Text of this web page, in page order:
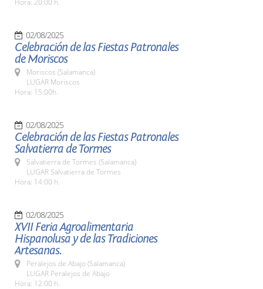
Hora: 20:00 h.
02/08/2025
Celebración de las Fiestas Patronales
de Moriscos
Moriscos (Salamanca)
LUGAR Moriscos
Hora: 15:00h.
02/08/2025
Celebración de las Fiestas Patronales
Salvatierra de Tormes
Salvatierra de Tormes (Salamanca)
LUGAR Salvatierra de Tormes
Hora: 14:00 h.
02/08/2025
XVII Feria Agroalimentaria
Hispanolusa y de las Tradiciones
Artesanas.
Peralejos de Abajo (Salamanca)
LUGAR Peralejos de Abajo
Hora: 12:00 h.